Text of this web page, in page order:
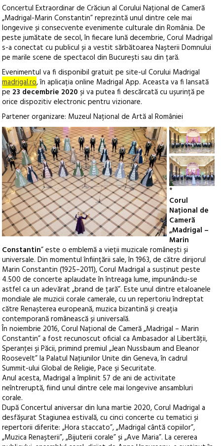
Concertul Extraordinar de Crăciun al Corului Național de Cameră
„Madrigal-Marin Constantin” reprezintă unul dintre cele mai
longevive și consecvente evenimente culturale din România. De
peste jumătate de secol, în fiecare lună decembrie, Corul Madrigal
s-a conectat cu publicul și a vestit sărbătoarea Nașterii Domnului
pe marile scene de spectacol din București sau din țară.
Evenimentul va fi disponibil gratuit pe site-ul Corului Madrigal
madrigal.ro, în aplicația online Madrigal App. Aceasta va fi lansată
pe23 decembrie 2020 și va putea fi descărcată cu ușurință pe
orice dispozitiv electronic pentru vizionare.
Partener organizare: Muzeul Național de Artă al României
+0
*
Corul
Național de
Cameră
„Madrigal –
Marin
Constantin” este o emblemă a vieții muzicale românești și
universale. Din momentul înființării sale, în 1963, de către dirijorul
Marin Constantin (1925–2011), Corul Madrigal a susținut peste
4.500 de concerte aplaudate în întreaga lume, impunându-se
astfel ca un adevărat „brand de țară”. Este unul dintre etaloanele
mondiale ale muzicii corale camerale, cu un repertoriu îndreptat
către Renașterea europeană, muzica bizantină și creația
contemporană românească și universală.
În noiembrie 2016, Corul Naţional de Cameră „Madrigal – Marin
Constantin” a fost recunoscut oficial ca Ambasador al Libertăţii,
Speranţei şi Păcii, primind premiul „Jean Nussbaum and Eleanor
Roosevelt” la Palatul Naţiunilor Unite din Geneva, în cadrul
Summit-ului Global de Religie, Pace şi Securitate.
Anul acesta, Madrigal a împlinit 57 de ani de activitate
neîntreruptă, fiind unul dintre cele mai longevive ansambluri
corale.
După Concertul aniversar din luna martie 2020, Corul Madrigal a
desfășurat Stagiunea estivală, cu cinci concerte cu tematici și
repertorii diferite: „Hora staccato”, „Madrigal cântă copiilor”,
„Muzica Renașterii”, „Bijuterii corale” și „Ave Maria”. La cererea